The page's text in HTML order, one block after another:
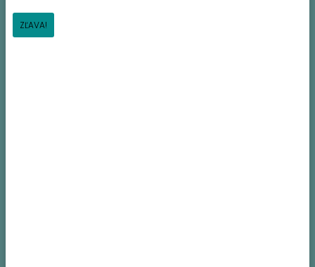
ZĽAVA!